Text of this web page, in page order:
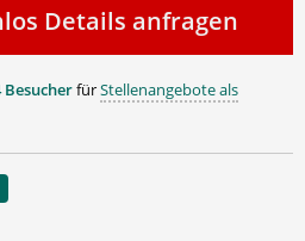
Details anfragen
BesucherfürStellenangebote als